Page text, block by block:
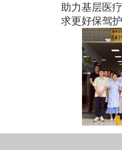
助力基层医
求更好保驾